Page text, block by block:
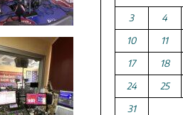
3
4
10
11
17
18
24
25
31